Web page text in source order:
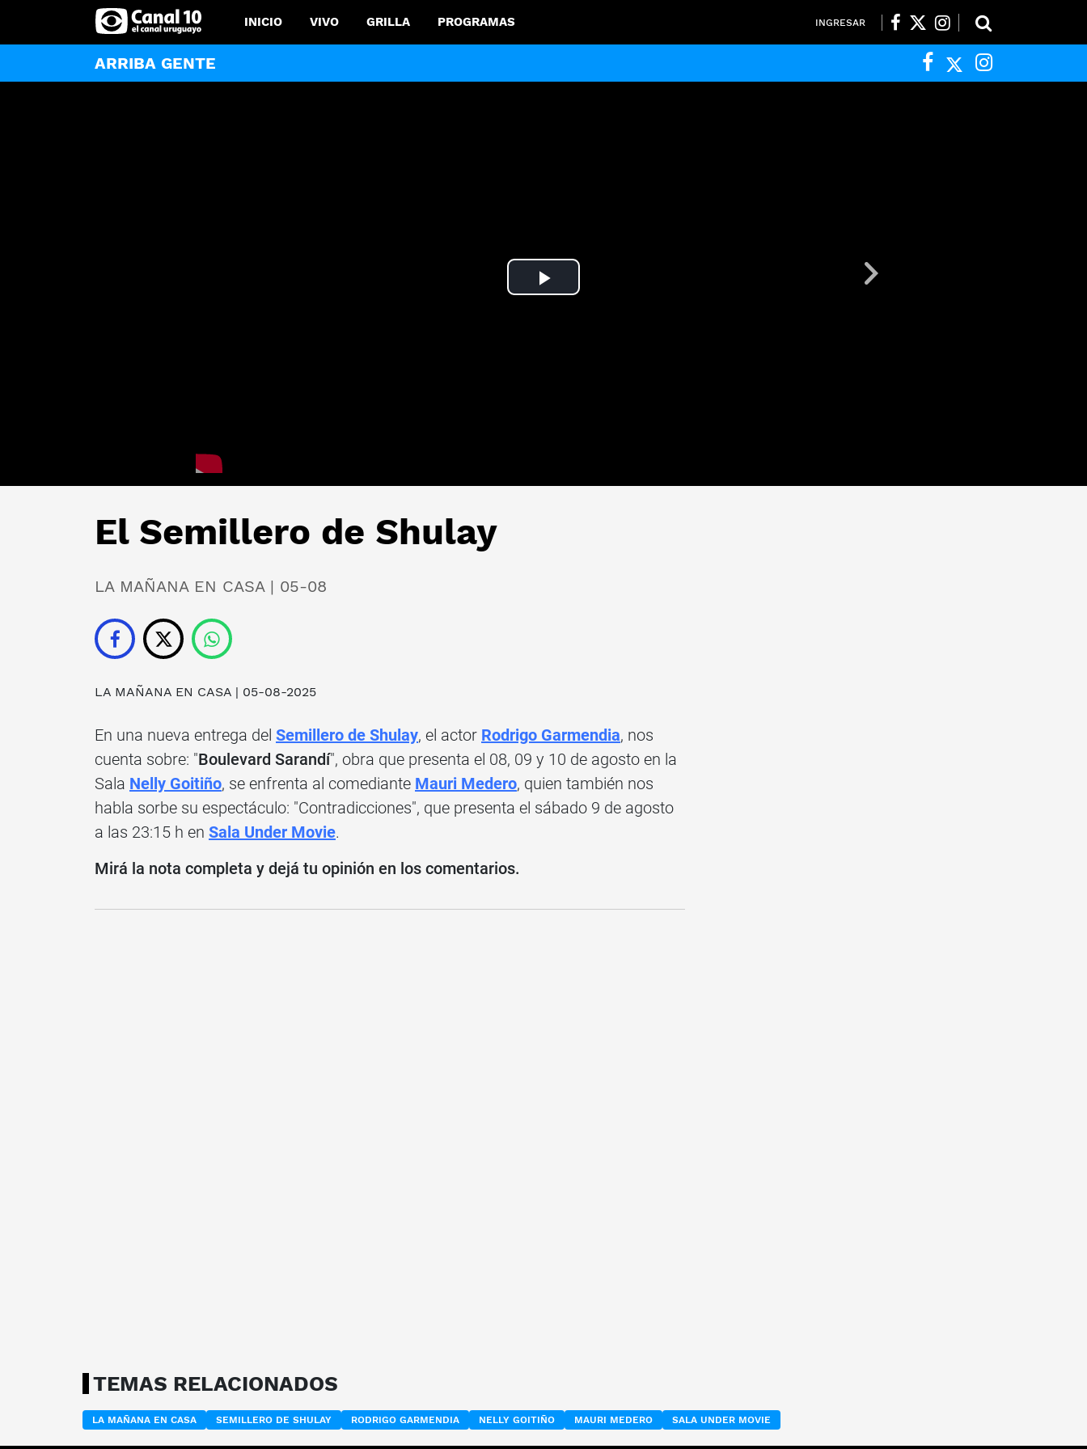
INICIO VIVO GRILLA PROGRAMAS INGRESAR
ARRIBA GENTE
Play
El Semillero de Shulay
LA MAÑANA EN CASA | 05-08
LA MAÑANA EN CASA | 05-08-2025
En una nueva entrega del Semillero de Shulay, el actor Rodrigo Garmendia, nos
cuenta sobre: "Boulevard Sarandí", obra que presenta el 08, 09 y 10 de agosto en la
Sala Nelly Goitiño, se enfrenta al comediante Mauri Medero, quien también nos
habla sorbe su espectáculo: "Contradicciones", que presenta el sábado 9 de agosto
a las 23:15 h en Sala Under Movie.
Mirá la nota completa y dejá tu opinión en los comentarios.
TEMAS RELACIONADOS
LA MAÑANA EN CASA SEMILLERO DE SHULAY RODRIGO GARMENDIA NELLY GOITIÑO MAURI MEDERO SALA UNDER MOVIE